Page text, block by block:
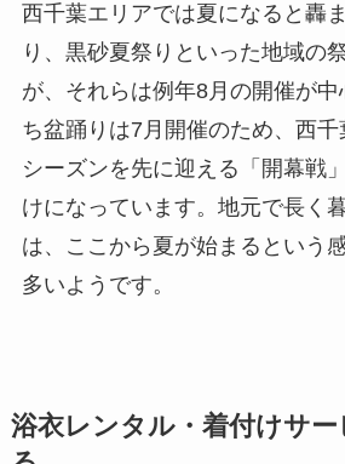
西千葉エリアでは夏になると轟
り、黒砂夏祭りといった地域の
が、それらは例年8月の開催が中
ち盆踊りは7月開催のため、西千
シーズンを先に迎える「開幕戦
けになっています。地元で長く
は、ここから夏が始まるという
多いようです。
浴衣レンタル・着付けサー